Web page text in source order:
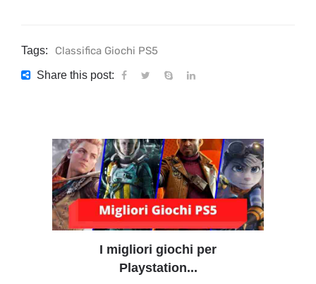
Tags: Classifica Giochi PS5
Share this post:
I migliori giochi per
Playstation...